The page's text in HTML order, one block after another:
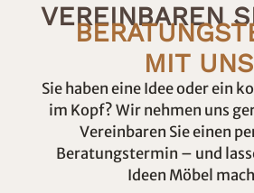
VEREINBAREN
MIT
Sie haben eine Idee oder ein
im Kopf? Wir nehmen uns
Vereinbaren Sie einen
Beratungstermin – und
Ideen Möbel